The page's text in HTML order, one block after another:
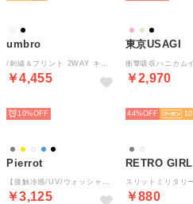
umbro
￥4,455
10%
東京USAGI
￥2,970
44%
10
Pierrot
【接触冷感/UV/ウォッシャブル】選べるフレンチドルマンニット【ボートネック】 （ライトブルー）
￥3,125
RETRO GIRL
￥880